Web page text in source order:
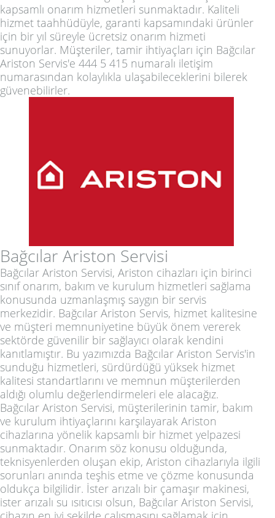
kapsamlı onarım hizmetleri sunmaktadır. Kaliteli
hizmet taahhüdüyle, garanti kapsamındaki ürünler
için bir yıl süreyle ücretsiz onarım hizmeti
sunuyorlar. Müşteriler, tamir ihtiyaçları için Bağcılar
Ariston Servis'e 444 5 415 numaralı iletişim
numarasından kolaylıkla ulaşabileceklerini bilerek
güvenebilirler.
Bağcılar Ariston Servisi
Bağcılar Ariston Servisi, Ariston cihazları için birinci
sınıf onarım, bakım ve kurulum hizmetleri sağlama
konusunda uzmanlaşmış saygın bir servis
merkezidir. Bağcılar Ariston Servis, hizmet kalitesine
ve müşteri memnuniyetine büyük önem vererek
sektörde güvenilir bir sağlayıcı olarak kendini
kanıtlamıştır. Bu yazımızda Bağcılar Ariston Servis'in
sunduğu hizmetleri, sürdürdüğü yüksek hizmet
kalitesi standartlarını ve memnun müşterilerden
aldığı olumlu değerlendirmeleri ele alacağız.
Bağcılar Ariston Servisi, müşterilerinin tamir, bakım
ve kurulum ihtiyaçlarını karşılayarak Ariston
cihazlarına yönelik kapsamlı bir hizmet yelpazesi
sunmaktadır. Onarım söz konusu olduğunda,
teknisyenlerden oluşan ekip, Ariston cihazlarıyla ilgili
sorunları anında teşhis etme ve çözme konusunda
oldukça bilgilidir. İster arızalı bir çamaşır makinesi,
ister arızalı su ısıtıcısı olsun, Bağcılar Ariston Servisi,